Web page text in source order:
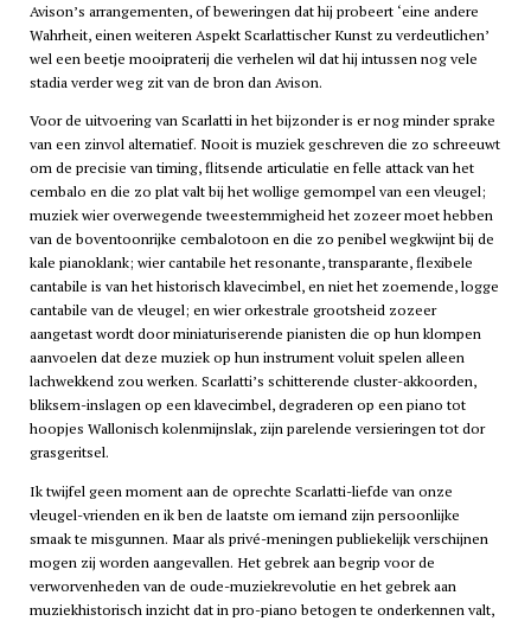
Avison’s arrangementen, of beweringen dat hij probeert ‘eine andere
Wahrheit, einen weiteren Aspekt Scarlattischer Kunst zu verdeutlichen’
wel een beetje mooipraterij die verhelen wil dat hij intussen nog vele
stadia verder weg zit van de bron dan Avison.
Voor de uitvoering van Scarlatti in het bijzonder is er nog minder sprake
van een zinvol alternatief. Nooit is muziek geschreven die zo schreeuwt
om de precisie van timing, flitsende articulatie en felle attack van het
cembalo en die zo plat valt bij het wollige gemompel van een vleugel;
muziek wier overwegende tweestemmigheid het zozeer moet hebben
van de boventoonrijke cembalotoon en die zo penibel wegkwijnt bij de
kale pianoklank; wier cantabile het resonante, transparante, flexibele
cantabile is van het historisch klavecimbel, en niet het zoemende, logge
cantabile van de vleugel; en wier orkestrale grootsheid zozeer
aangetast wordt door miniaturiserende pianisten die op hun klompen
aanvoelen dat deze muziek op hun instrument voluit spelen alleen
lachwekkend zou werken. Scarlatti’s schitterende cluster-akkoorden,
bliksem-inslagen op een klavecimbel, degraderen op een piano tot
hoopjes Wallonisch kolenmijnslak, zijn parelende versieringen tot dor
grasgeritsel.
Ik twijfel geen moment aan de oprechte Scarlatti-liefde van onze
vleugel-vrienden en ik ben de laatste om iemand zijn persoonlijke
smaak te misgunnen. Maar als privé-meningen publiekelijk verschijnen
mogen zij worden aangevallen. Het gebrek aan begrip voor de
verworvenheden van de oude-muziekrevolutie en het gebrek aan
muziekhistorisch inzicht dat in pro-piano betogen te onderkennen valt,